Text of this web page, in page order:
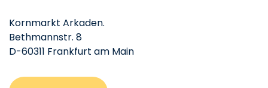
Kornmarkt Arkaden.
Bethmannstr. 8
D-60311 Frankfurt am Main